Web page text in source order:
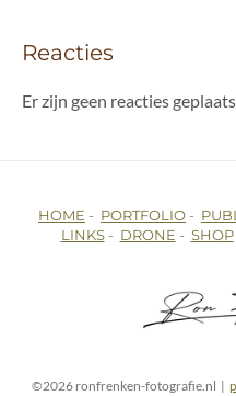
Reacties
Er zijn geen reacties
HOME - PORTFOLIO -
LINKS- DRONE - SHOP
©2026 ronfrenken-fotografie.nl |